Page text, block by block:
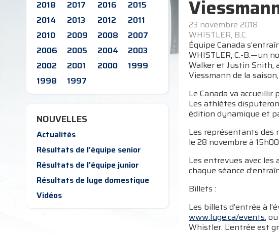
2018
2017 2016
2015
2014
2013 2012
2011
2010
2009 2008
2007
2006
2005 2004
2003
2002
2001 2000
1999
1998
1997
NOUVELLES
Actualités
Résultats de l'équipe senior
Résultats de l'équipe junior
Résultats de luge domestique
Vidéos
23 novembre 2018
WHISTLER, B.C.
Équipe Canada
WHISTLER, C.-B.—un
Walker et Justin Snith,
Viessmann de la
Le Canada va
Les athlètes
édition dynamique et
Les représentants des
le 28 novembre à
Les entrevues avec les
chaque séance
Billets :
Les billets d’entrée à
www.luge.ca/events,
Whistler. L’entrée est